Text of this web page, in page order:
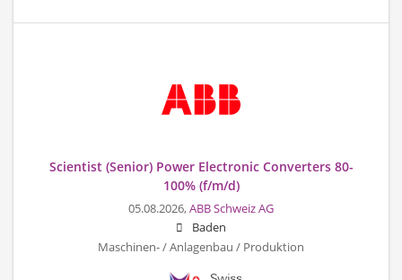
Scientist (Senior) Power Electronic Converters 80-
100% (f/m/d)
05.08.2026,ABB Schweiz AG
Baden
Maschinen- / Anlagenbau / Produktion